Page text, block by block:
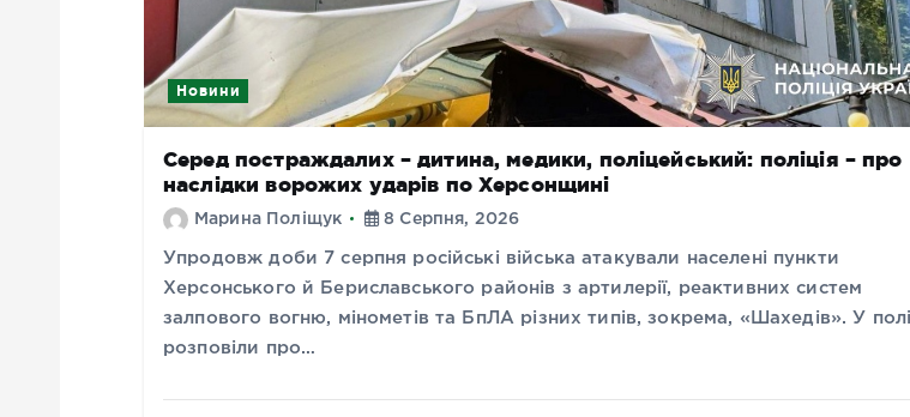
Новини
Серед постраждалих – дитина, медики, поліцейський: поліція – про
наслідки ворожих ударів по Херсонщині
Марина Поліщук 8 Серпня, 2026
Упродовж доби 7 серпня російські війська атакували населені пункти
Херсонського й Бериславського районів з артилерії, реактивних систем
залпового вогню, мінометів та БпЛА різних типів, зокрема, «Шахедів». У
розповіли про…